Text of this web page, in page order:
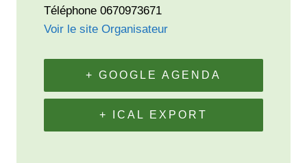
Téléphone 0670973671
Voir le site Organisateur
+ GOOGLE AGENDA
+ ICAL EXPORT